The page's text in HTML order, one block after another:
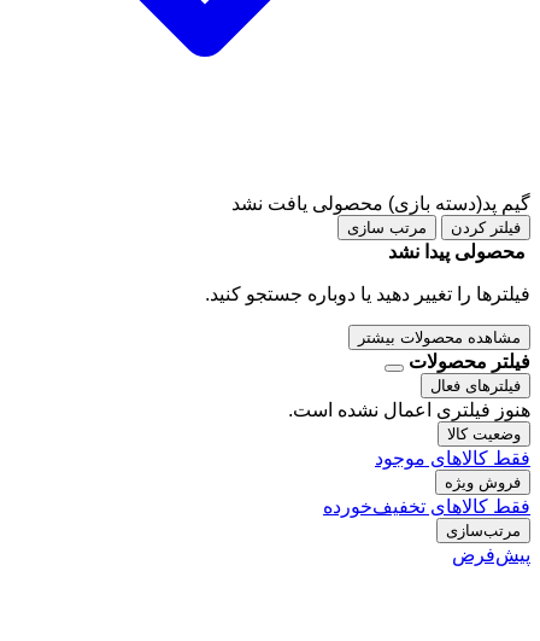
گیم پد(دسته بازی) محصولی یافت نشد
فیلتر کردن مرتب سازی
محصولی پیدا نشد
فیلترها را تغییر دهید یا دوباره جستجو کنید.
مشاهده محصولات بیشتر
فیلتر محصولات
فیلترهای فعال
هنوز فیلتری اعمال نشده است.
وضعیت کالا
فقط کالاهای موجود
فروش ویژه
فقط کالاهای تخفیف‌خورده
مرتب‌سازی
پیش‌فرض